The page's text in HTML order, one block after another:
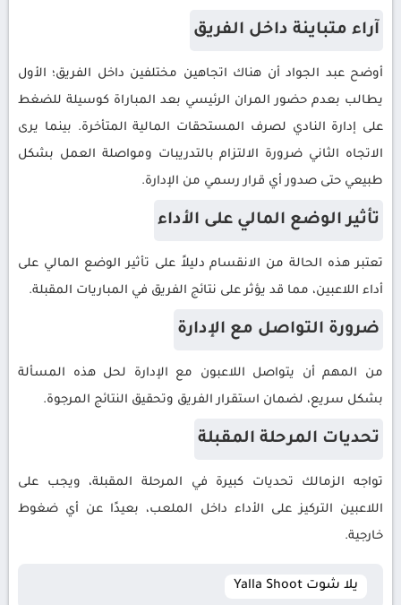
آراء متباينة داخل الفريق
أوضح عبد الجواد أن هناك اتجاهين مختلفين داخل الفريق؛ الأول
يطالب بعدم حضور المران الرئيسي بعد المباراة كوسيلة للضغط
على إدارة النادي لصرف المستحقات المالية المتأخرة. بينما يرى
الاتجاه الثاني ضرورة الالتزام بالتدريبات ومواصلة العمل بشكل
طبيعي حتى صدور أي قرار رسمي من الإدارة.
تأثير الوضع المالي على الأداء
تعتبر هذه الحالة من الانقسام دليلاً على تأثير الوضع المالي على
أداء اللاعبين، مما قد يؤثر على نتائج الفريق في المباريات المقبلة.
ضرورة التواصل مع الإدارة
من المهم أن يتواصل اللاعبون مع الإدارة لحل هذه المسألة
بشكل سريع، لضمان استقرار الفريق وتحقيق النتائج المرجوة.
تحديات المرحلة المقبلة
تواجه الزمالك تحديات كبيرة في المرحلة المقبلة، ويجب على
اللاعبين التركيز على الأداء داخل الملعب، بعيدًا عن أي ضغوط
خارجية.
يلا شوت Yalla Shoot